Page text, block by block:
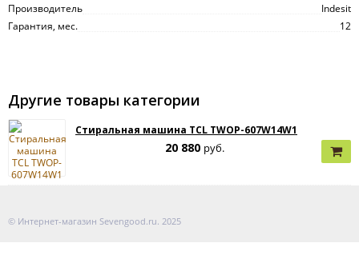
Производитель
Indesit
Гарантия, мес.
12
Другие товары категории
Стиральная машина TCL TWOP-607W14W1
20 880 руб.
© Интернет-магазин Sevengood.ru. 2025